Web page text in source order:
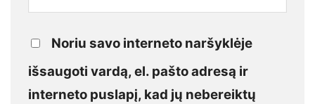
Noriu savo interneto naršyklėje
išsaugoti vardą, el. pašto adresą ir
interneto puslapį, kad jų nebereiktų